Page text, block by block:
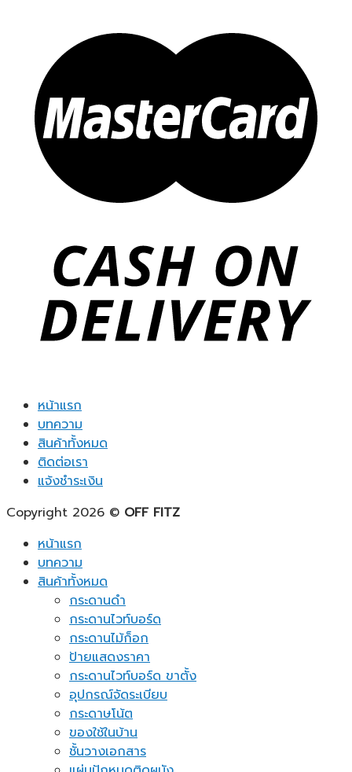
หน้าแรก
บทความ
สินค้าทั้งหมด
ติดต่อเรา
แจ้งชำระเงิน
Copyright 2026 © OFF FITZ
หน้าแรก
บทความ
สินค้าทั้งหมด
กระดานดำ
กระดานไวท์บอร์ด
กระดานไม้ก็อก
ป้ายแสดงราคา
กระดานไวท์บอร์ด ขาตั้ง
อุปกรณ์จัดระเบียบ
กระดาษโน้ต
ของใช้ในบ้าน
ชั้นวางเอกสาร